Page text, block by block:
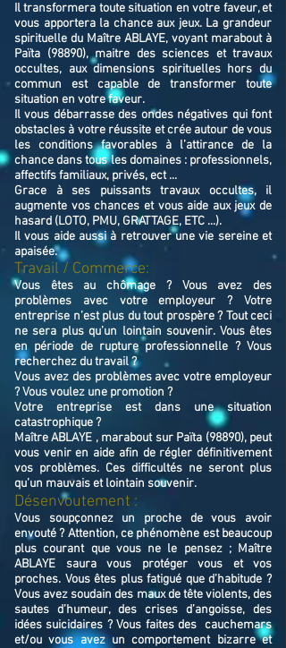
Il transformera toute situation en votre faveur, et
vous apportera la chance aux jeux. La grandeur
spirituelle du Maître ABLAYE, voyant marabout à
Païta (98890), maitre des sciences et travaux
occultes, aux dimensions spirituelles hors du
commun est capable de transformer toute
situation en votre faveur.
Il vous débarrasse des ondes négatives qui font
obstacles à votre réussite et crée autour de vous
les conditions favorables à l’attirance de la
chance dans tous les domaines : professionnels,
affectifs familiaux, privés, ect ...
Grace à ses puissants travaux occultes, il
augmente vos chances et vous aide aux jeux de
hasard (LOTO, PMU, GRATTAGE, ETC ...).
Il vous aide aussi à retrouver une vie sereine et
apaisée.
Travail / Commerce:
Vous êtes au chômage ? Vous avez des
problèmes avec votre employeur ? Votre
entreprise n’est plus du tout prospère ? Tout ceci
ne sera plus qu’un lointain souvenir. Vous êtes
en période de rupture professionnelle ? Vous
recherchez du travail ?
Vous avez des problèmes avec votre employeur
? Vous voulez une promotion ?
Votre entreprise est dans une situation
catastrophique ?
Maître ABLAYE , marabout sur Païta (98890), peut
vous venir en aide afin de régler définitivement
vos problèmes. Ces difficultés ne seront plus
qu’un mauvais et lointain souvenir.
Désenvoutement :
Vous soupçonnez un proche de vous avoir
envouté ? Attention, ce phénomène est beaucoup
plus courant que vous ne le pensez ; Maître
ABLAYE saura vous protéger vous et vos
proches. Vous êtes plus fatigué que d’habitude ?
Vous avez soudain des maux de tête violents, des
sautes d’humeur, des crises d’angoisse, des
idées suicidaires ? Vous faites des cauchemars
et/ou vous avez un comportement bizarre et